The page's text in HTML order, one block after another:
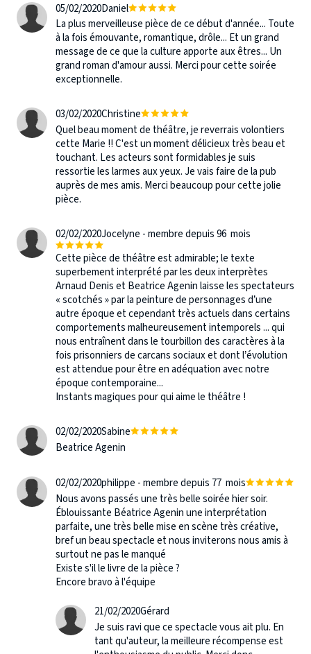
05/02/2020Daniel
La plus merveilleuse pièce de ce début d'année... Toute
à la fois émouvante, romantique, drôle... Et un grand
message de ce que la culture apporte aux êtres... Un
grand roman d'amour aussi. Merci pour cette soirée
exceptionnelle.
03/02/2020Christine
Quel beau moment de théâtre, je reverrais volontiers
cette Marie !! C'est un moment délicieux très beau et
touchant. Les acteurs sont formidables je suis
ressortie les larmes aux yeux. Je vais faire de la pub
auprès de mes amis. Merci beaucoup pour cette jolie
pièce.
02/02/2020Jocelyne - membre depuis 96 mois
Cette pièce de théâtre est admirable; le texte
superbement interprété par les deux interprètes
Arnaud Denis et Beatrice Agenin laisse les spectateurs
« scotchés » par la peinture de personnages d’une
autre époque et cependant très actuels dans certains
comportements malheureusement intemporels ... qui
nous entraînent dans le tourbillon des caractères à la
fois prisonniers de carcans sociaux et dont l’évolution
est attendue pour être en adéquation avec notre
époque contemporaine...
Instants magiques pour qui aime le théâtre !
02/02/2020Sabine
Beatrice Agenin
02/02/2020philippe - membre depuis 77 mois
Nous avons passés une très belle soirée hier soir.
Éblouissante Béatrice Agenin une interprétation
parfaite, une très belle mise en scène très créative,
bref un beau spectacle et nous inviterons nous amis à
surtout ne pas le manqué
Existe s'il le livre de la pièce ?
Encore bravo à l'équipe
21/02/2020Gérard
Je suis ravi que ce spectacle vous ait plu. En
tant qu'auteur, la meilleure récompense est